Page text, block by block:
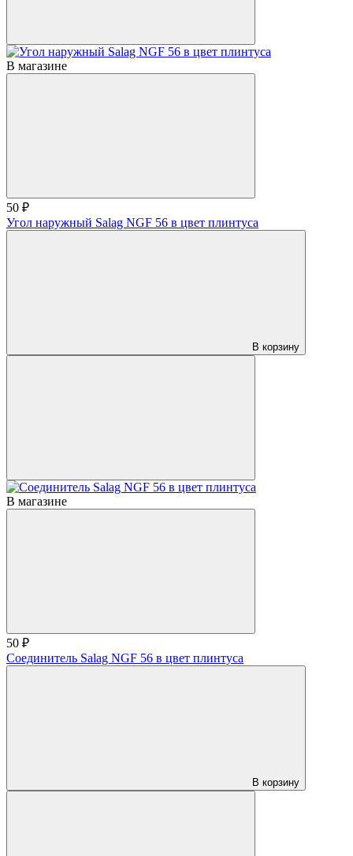
В магазине
50 ₽
Угол наружный Salag NGF 56 в цвет плинтуса
В корзину
В магазине
50 ₽
Соединитель Salag NGF 56 в цвет плинтуса
В корзину